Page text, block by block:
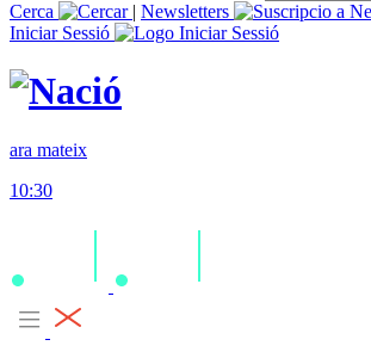
Cerca
| Newsletters
Iniciar Sessió
ara mateix
10:30